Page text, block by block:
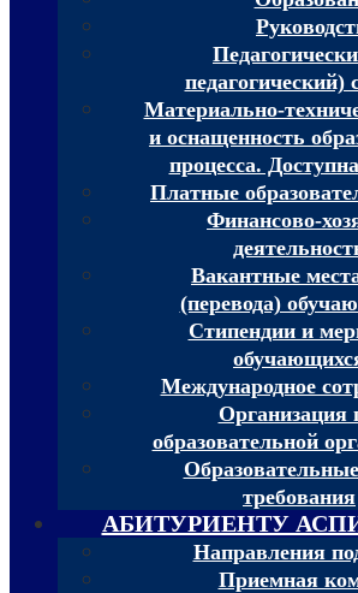
педагогический)
Материально-
и оснащенность
процесса.
Платные
Финансово-
Вакантные
(перевода)
Стипендии и
Международное
Организация
образовательной
требования
АБИТУРИЕНТУ
Направления
Приемная